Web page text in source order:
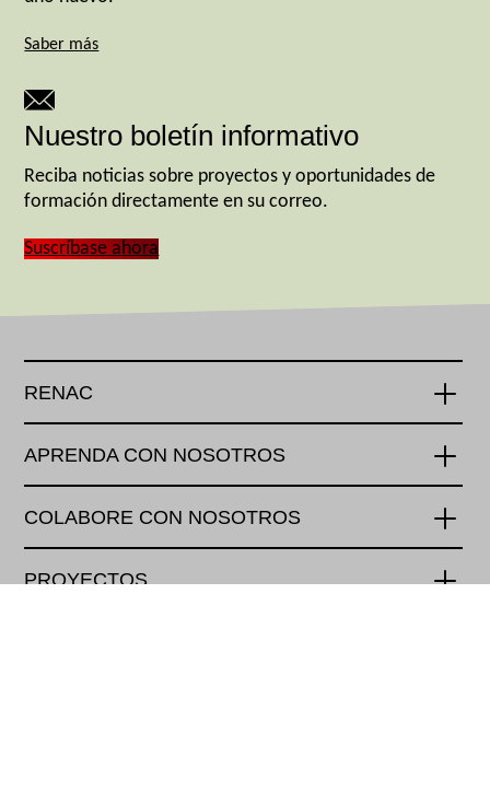
Saber más
Nuestro boletín informativo
Reciba noticias sobre proyectos y oportunidades de
formación directamente en su correo.
Suscríbase ahora
RENAC
APRENDA CON NOSOTROS
COLABORE CON NOSOTROS
PROYECTOS